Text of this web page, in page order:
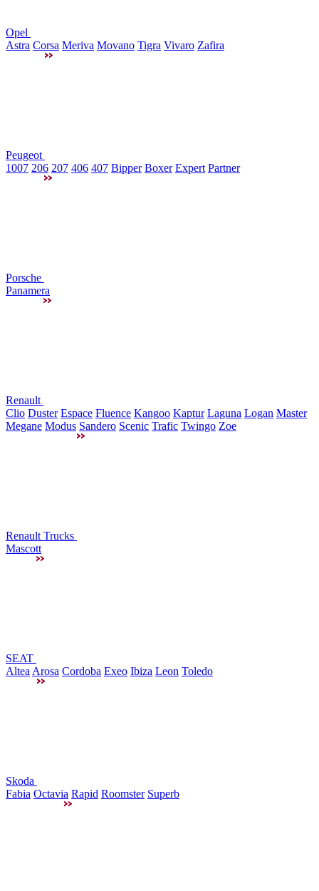
Opel
Astra Corsa Meriva Movano Tigra Vivaro Zafira
Peugeot
1007 206 207 406 407 Bipper Boxer Expert Partner
Porsche
Panamera
Renault
Clio Duster Espace Fluence Kangoo Kaptur Laguna Logan Master
Megane Modus Sandero Scenic Trafic Twingo Zoe
Renault Trucks
Mascott
SEAT
Altea Arosa Cordoba Exeo Ibiza Leon Toledo
Skoda
Fabia Octavia Rapid Roomster Superb